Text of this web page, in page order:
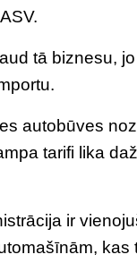
tā biznesu,
autobūves
tarifi lika
ir
kas